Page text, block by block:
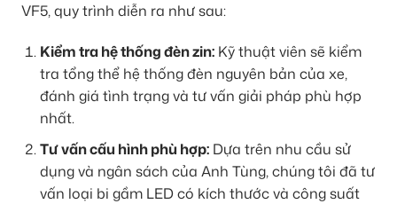
VF5, quy trình diễn ra như sau:
Kiểm tra hệ thống đèn zin:Kỹ thuật viên sẽ kiểm
tra tổng thể hệ thống đèn nguyên bản của xe,
đánh giá tình trạng và tư vấn giải pháp phù hợp
nhất.
Tư vấn cấu hình phù hợp:Dựa trên nhu cầu sử
dụng và ngân sách của Anh Tùng, chúng tôi đã tư
vấn loại bi gầm LED có kích thước và công suất